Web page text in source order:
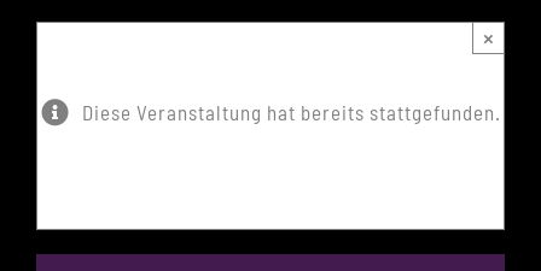
Diese Veranstaltung hat bereits stattgefunden.
×